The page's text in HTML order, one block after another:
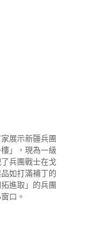
展示新疆兵團
」，現為一級
兵團戰士在戈
如打滿補丁的
進取」的兵團
口。